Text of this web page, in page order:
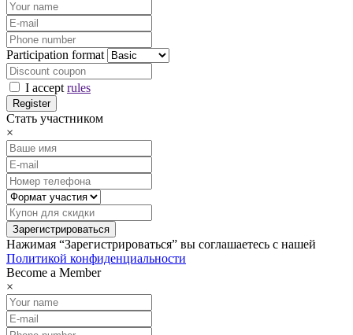
Participation format
I accept rules
Стать участником
×
Нажимая “Зарегистрироваться” вы соглашаетесь с нашей
Политикой конфиденциальности
Become a Member
×